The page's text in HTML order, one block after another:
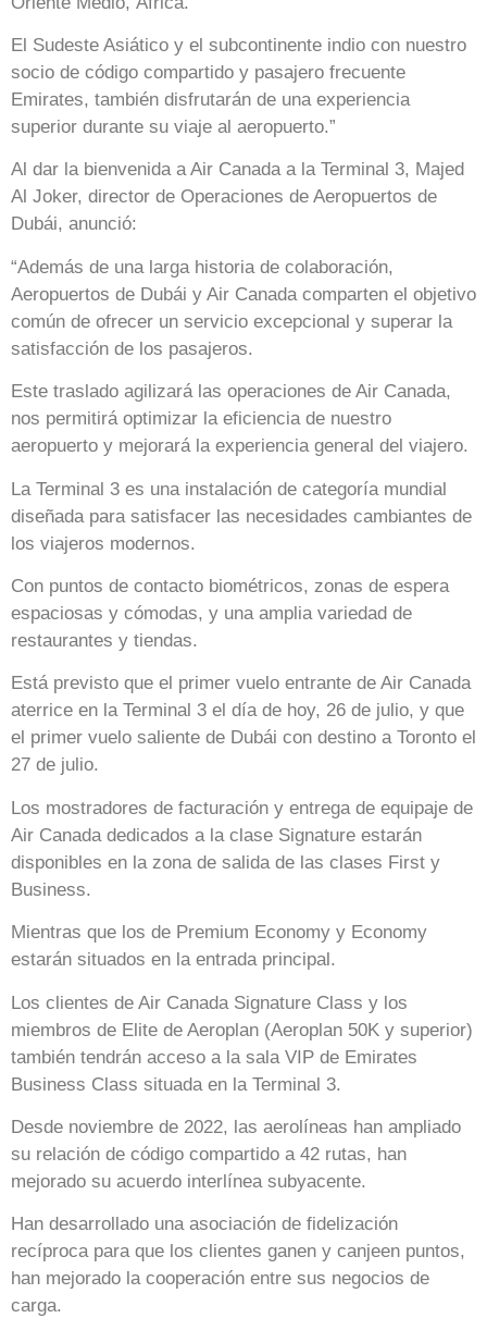
El Sudeste Asiático y el subcontinente indio con nuestro
socio de código compartido y pasajero frecuente
Emirates, también disfrutarán de una experiencia
superior durante su viaje al aeropuerto.”
Al dar la bienvenida a Air Canada a la Terminal 3, Majed
Al Joker, director de Operaciones de Aeropuertos de
Dubái, anunció:
“Además de una larga historia de colaboración,
Aeropuertos de Dubái y Air Canada comparten el objetivo
común de ofrecer un servicio excepcional y superar la
satisfacción de los pasajeros.
Este traslado agilizará las operaciones de Air Canada,
nos permitirá optimizar la eficiencia de nuestro
aeropuerto y mejorará la experiencia general del viajero.
La Terminal 3 es una instalación de categoría mundial
diseñada para satisfacer las necesidades cambiantes de
los viajeros modernos.
Con puntos de contacto biométricos, zonas de espera
espaciosas y cómodas, y una amplia variedad de
restaurantes y tiendas.
Está previsto que el primer vuelo entrante de Air Canada
aterrice en la Terminal 3 el día de hoy, 26 de julio, y que
el primer vuelo saliente de Dubái con destino a Toronto el
27 de julio.
Los mostradores de facturación y entrega de equipaje de
Air Canada dedicados a la clase Signature estarán
disponibles en la zona de salida de las clases First y
Business.
Mientras que los de Premium Economy y Economy
estarán situados en la entrada principal.
Los clientes de Air Canada Signature Class y los
miembros de Elite de Aeroplan (Aeroplan 50K y superior)
también tendrán acceso a la sala VIP de Emirates
Business Class situada en la Terminal 3.
Desde noviembre de 2022, las aerolíneas han ampliado
su relación de código compartido a 42 rutas, han
mejorado su acuerdo interlínea subyacente.
Han desarrollado una asociación de fidelización
recíproca para que los clientes ganen y canjeen puntos,
han mejorado la cooperación entre sus negocios de
carga.